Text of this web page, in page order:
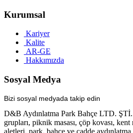
Kurumsal
Kariyer
Kalite
AR-GE
Hakkımızda
Sosyal Medya
Bizi sosyal medyada takip edin
D&B Aydınlatma Park Bahçe LTD. ŞTİ.
grupları, piknik masası, çöp kovası,
aletleri, park, bahçe ve cadde